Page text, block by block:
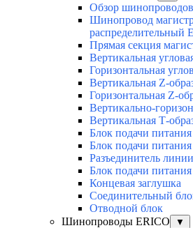
Обзор
Шинопровод
распределительный
Прямая секция
Вертикальная
Горизонтальная
Вертикальная Z-
Горизонтальная Z-
Вертикально-
Вертикальная Т-
Блок подачи питания
Блок подачи
Разъединитель линии
Блок подачи
Концевая заглушка
Соединительный
Отводной блок
Шинопроводы ERICO
▼